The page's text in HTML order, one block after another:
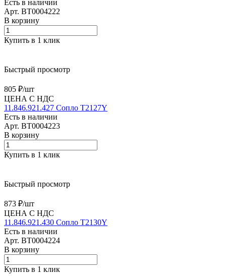
Есть в наличии
Арт. BT0004222
В корзину
Купить в 1 клик
Быстрый просмотр
805 ₽/шт
ЦЕНА С НДС
11.846.921.427 Сопло T2127Y
Есть в наличии
Арт. BT0004223
В корзину
Купить в 1 клик
Быстрый просмотр
873 ₽/шт
ЦЕНА С НДС
11.846.921.430 Сопло T2130Y
Есть в наличии
Арт. BT0004224
В корзину
Купить в 1 клик